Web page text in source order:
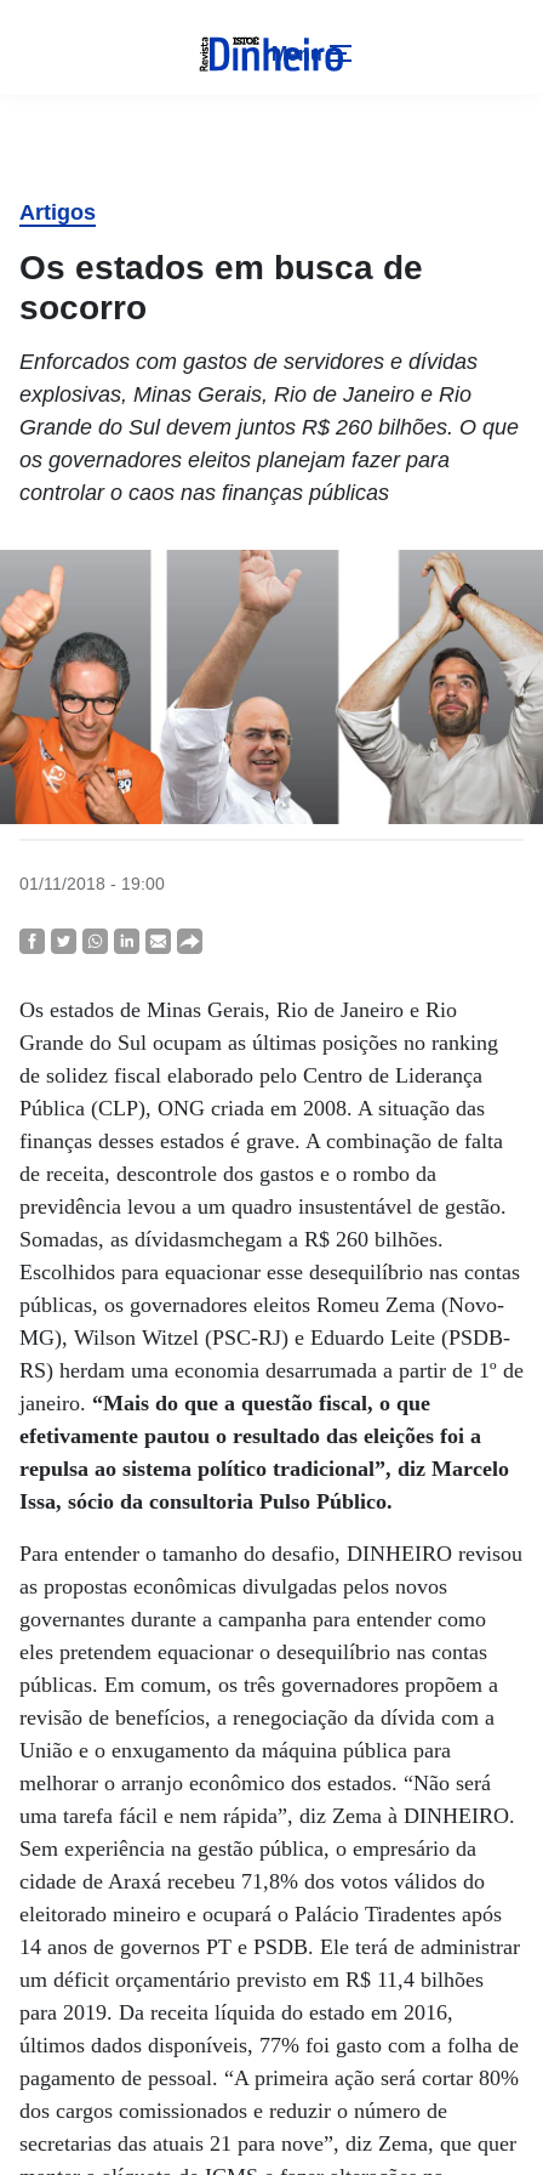
Menu
Artigos
Os estados em busca de
socorro
Enforcados com gastos de servidores e dívidas
explosivas, Minas Gerais, Rio de Janeiro e Rio
Grande do Sul devem juntos R$ 260 bilhões. O que
os governadores eleitos planejam fazer para
controlar o caos nas finanças públicas
01/11/2018 - 19:00
Os estados de Minas Gerais, Rio de Janeiro e Rio
Grande do Sul ocupam as últimas posições no ranking
de solidez fiscal elaborado pelo Centro de Liderança
Pública (CLP), ONG criada em 2008. A situação das
finanças desses estados é grave. A combinação de falta
de receita, descontrole dos gastos e o rombo da
previdência levou a um quadro insustentável de gestão.
Somadas, as dívidasmchegam a R$ 260 bilhões.
Escolhidos para equacionar esse desequilíbrio nas contas
públicas, os governadores eleitos Romeu Zema (Novo-
MG), Wilson Witzel (PSC-RJ) e Eduardo Leite (PSDB-
RS) herdam uma economia desarrumada a partir de 1º de
janeiro. “Mais do que a questão fiscal, o que
efetivamente pautou o resultado das eleições foi a
repulsa ao sistema político tradicional”, diz Marcelo
Issa, sócio da consultoria Pulso Público.
Para entender o tamanho do desafio, DINHEIRO revisou
as propostas econômicas divulgadas pelos novos
governantes durante a campanha para entender como
eles pretendem equacionar o desequilíbrio nas contas
públicas. Em comum, os três governadores propõem a
revisão de benefícios, a renegociação da dívida com a
União e o enxugamento da máquina pública para
melhorar o arranjo econômico dos estados. “Não será
uma tarefa fácil e nem rápida”, diz Zema à DINHEIRO.
Sem experiência na gestão pública, o empresário da
cidade de Araxá recebeu 71,8% dos votos válidos do
eleitorado mineiro e ocupará o Palácio Tiradentes após
14 anos de governos PT e PSDB. Ele terá de administrar
um déficit orçamentário previsto em R$ 11,4 bilhões
para 2019. Da receita líquida do estado em 2016,
últimos dados disponíveis, 77% foi gasto com a folha de
pagamento de pessoal. “A primeira ação será cortar 80%
dos cargos comissionados e reduzir o número de
secretarias das atuais 21 para nove”, diz Zema, que quer